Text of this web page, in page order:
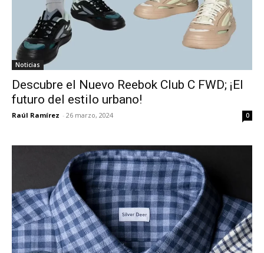
Noticias
Descubre el Nuevo Reebok Club C FWD; ¡El
futuro del estilo urbano!
Raúl Ramírez - 26 marzo, 2024 0